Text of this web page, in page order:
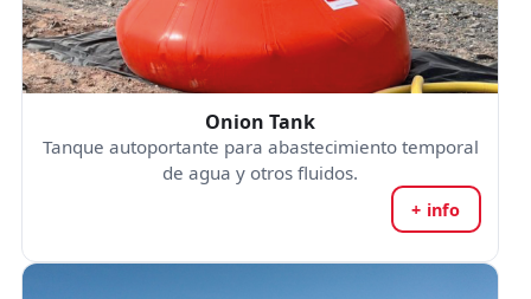
Onion Tank
Tanque autoportante para abastecimiento temporal
de agua y otros fluidos.
+ info